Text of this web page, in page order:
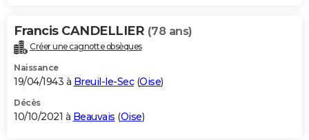
Francis CANDELLIER (78 ans)
Créer une cagnotte obsèques
Naissance
19/04/1943 à Breuil-le-Sec(Oise)
Décès
10/10/2021 à Beauvais (Oise)